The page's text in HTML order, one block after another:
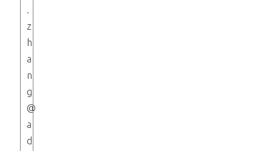
.
z
h
a
n
g
@
a
d